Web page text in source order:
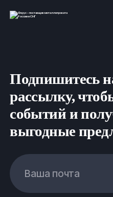
Подпишитесь
рассылку,
событий и
выгодные
Ваша почта